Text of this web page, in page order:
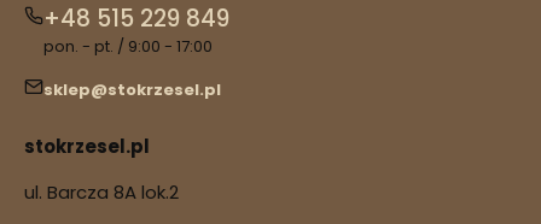
+48 515 229 849
pon. - pt. / 9:00 - 17:00
sklep@stokrzesel.pl
stokrzesel.pl
ul. Barcza 8A lok.2